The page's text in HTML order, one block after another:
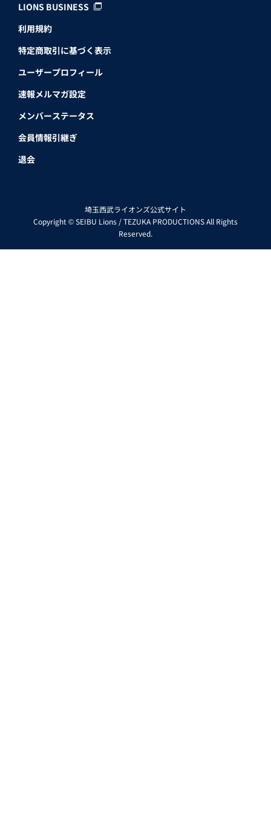
LIONS BUSINESS
利用規約
特定商取引に基づく表示
ユーザープロフィール
速報メルマガ設定
メンバーステータス
会員情報引継ぎ
退会
埼玉西武ライオンズ公式サイト
Copyright © SEIBU Lions / TEZUKA PRODUCTIONS All Rights
Reserved.